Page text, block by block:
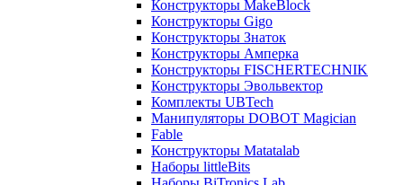
Конструкторы MakeBlock
Конструкторы Gigo
Конструкторы Знаток
Конструкторы Амперка
Конструкторы FISCHERTECHNIK
Конструкторы Эвольвектор
Комплекты UBTech
Манипуляторы DOBOT Magician
Fable
Конструкторы Matatalab
Наборы littleBits